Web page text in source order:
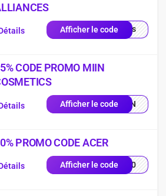
Afficher le codequis
CODE PROMO MIIN
Afficher le codeMIIN
PROMO CODE ACER
Afficher le codeVE10